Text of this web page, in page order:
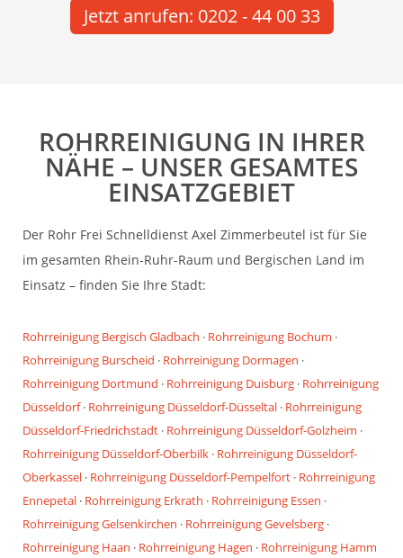
Jetzt anrufen: 0202 - 44 00 33
ROHRREINIGUNG IN IHRER
NÄHE – UNSER GESAMTES
EINSATZGEBIET
Der Rohr Frei Schnelldienst Axel Zimmerbeutel ist für Sie
im gesamten Rhein-Ruhr-Raum und Bergischen Land im
Einsatz – finden Sie Ihre Stadt:
Rohrreinigung Bergisch Gladbach · Rohrreinigung Bochum ·
Rohrreinigung Burscheid · Rohrreinigung Dormagen ·
Rohrreinigung Dortmund · Rohrreinigung Duisburg · Rohrreinigung
Düsseldorf· Rohrreinigung Düsseldorf-Düsseltal · Rohrreinigung
Düsseldorf-Friedrichstadt · Rohrreinigung Düsseldorf-Golzheim ·
Rohrreinigung Düsseldorf-Oberbilk · Rohrreinigung Düsseldorf-
Oberkassel · Rohrreinigung Düsseldorf-Pempelfort · Rohrreinigung
Ennepetal · Rohrreinigung Erkrath · Rohrreinigung Essen ·
Rohrreinigung Gelsenkirchen · Rohrreinigung Gevelsberg ·
Rohrreinigung Haan · Rohrreinigung Hagen · Rohrreinigung Hamm